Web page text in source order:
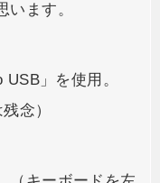
ます。
」を使用。
念）